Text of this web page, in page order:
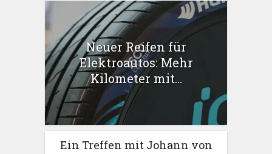
Neuer Reifen für
Elektroautos: Mehr
Kilometer mit...
Ein Treffen mit Johann von